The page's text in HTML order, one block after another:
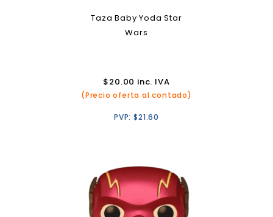
Taza Baby Yoda Star
Wars
$20.00 inc. IVA
(Precio oferta al contado)
PVP:$21.60